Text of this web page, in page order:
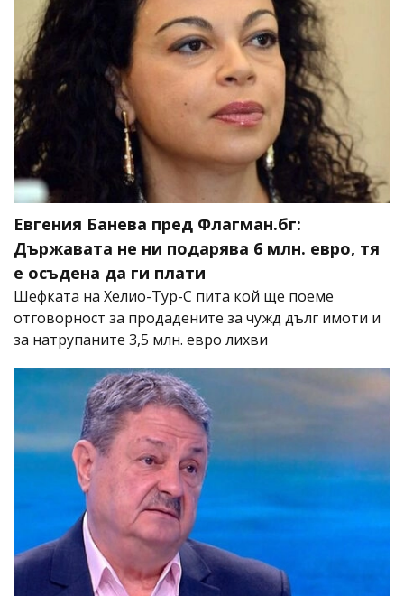
Евгения Банева пред Флагман.бг:
Държавата не ни подарява 6 млн. евро, тя
е осъдена да ги плати
Шефката на Хелио-Тур-С пита кой ще поеме
отговорност за продадените за чужд дълг имоти и
за натрупаните 3,5 млн. евро лихви